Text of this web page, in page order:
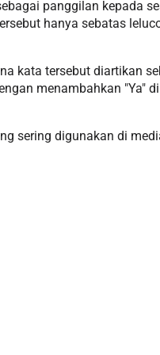
panggilan kepada
hanya sebatas
kata tersebut diartikan
menambahkan "Ya"
sering digunakan di